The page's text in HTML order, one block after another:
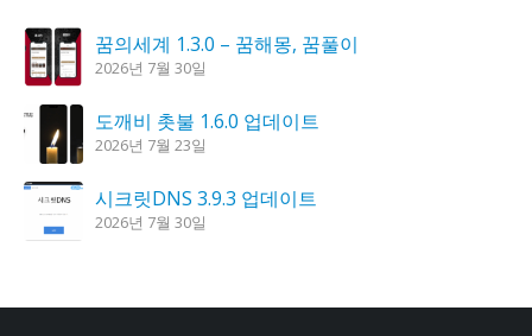
꿈의세계 1.3.0 – 꿈해몽, 꿈풀이
2026년 7월 30일
도깨비 촛불 1.6.0 업데이트
2026년 7월 23일
시크릿DNS 3.9.3 업데이트
2026년 7월 30일